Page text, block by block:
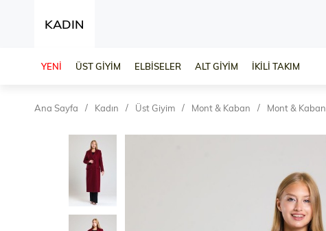
KADIN
YENİ ÜST GİYİM ELBİSELER ALT GİYİM İKİLİ TAKIM
Ana Sayfa Kadın Üst Giyim Mont & Kaban Mont & Kaban